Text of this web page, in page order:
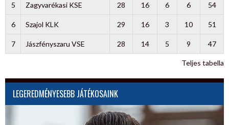
5 Zagyvarékasi KSE 28 16 6 6 54
6 Szajol KLK 29 16 3 10 51
7 Jászfényszaru VSE 28 14 5 9 47
Teljes tabella
LEGEREDMÉNYESEBB JÁTÉKOSAINK